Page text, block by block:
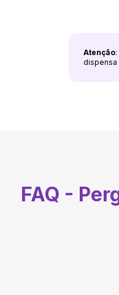
Atenção
dispensa
FAQ -